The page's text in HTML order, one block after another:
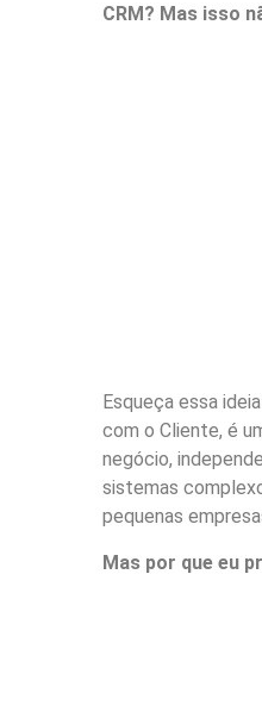
CRM? Mas isso
Esqueça essa
com o Cliente, é
negócio,
sistemas
pequenas
Mas por que eu